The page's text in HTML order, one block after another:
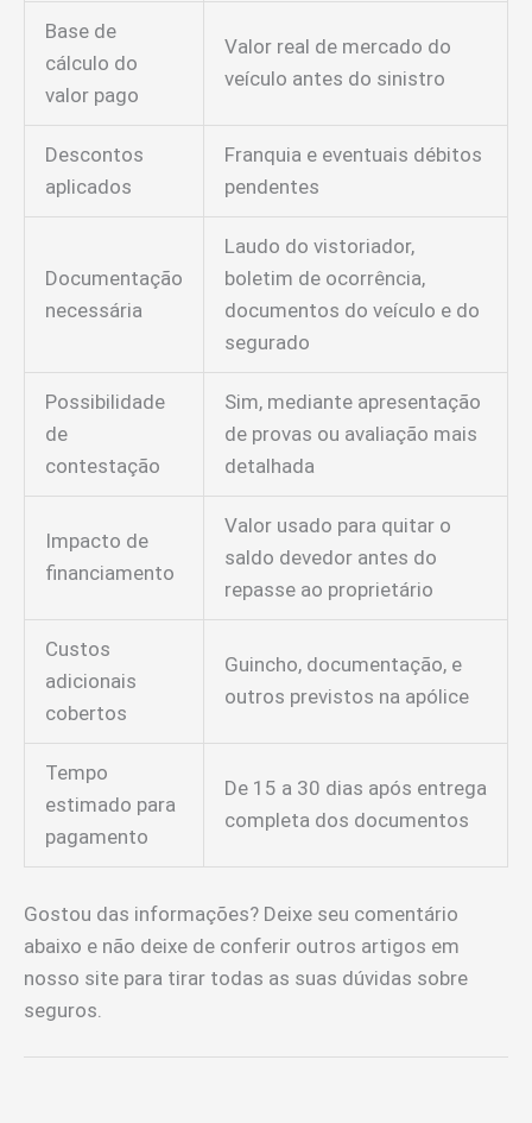
Base de
cálculo do
valor pago
Valor real de mercado do
veículo antes do sinistro
Descontos
aplicados
Franquia e eventuais débitos
pendentes
Documentação
necessária
Laudo do vistoriador,
boletim de ocorrência,
documentos do veículo e do
segurado
Possibilidade
de
contestação
Sim, mediante apresentação
de provas ou avaliação mais
detalhada
Impacto de
financiamento
Valor usado para quitar o
saldo devedor antes do
repasse ao proprietário
Custos
adicionais
cobertos
Guincho, documentação, e
outros previstos na apólice
Tempo
estimado para
pagamento
De 15 a 30 dias após entrega
completa dos documentos
Gostou das informações? Deixe seu comentário
abaixo e não deixe de conferir outros artigos em
nosso site para tirar todas as suas dúvidas sobre
seguros.